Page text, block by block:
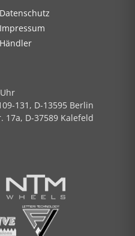
Datenschutz
Impressum
Händler
131, D-13595 Berlin
17a, D-37589 Kalefeld